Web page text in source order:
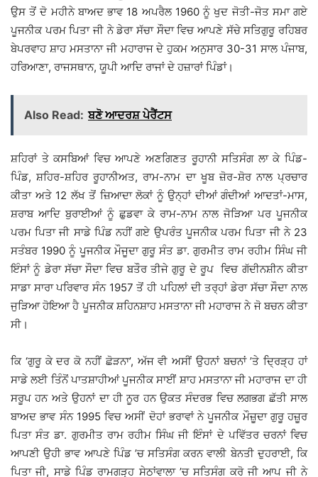
ਉਸ ਤੋਂ ਦੋ ਮਹੀਨੇ ਬਾਅਦ ਭਾਵ 18 ਅਪਰੈਲ 1960 ਨੂੰ ਖੁਦ ਜੋਤੀ-ਜੋਤ ਸਮਾ ਗਏ
ਪੂਜਨੀਕ ਪਰਮ ਪਿਤਾ ਜੀ ਨੇ ਡੇਰਾ ਸੱਚਾ ਸੌਦਾ ਵਿਚ ਆਪਣੇ ਸੱਚੇ ਸਤਿਗੁਰੂ ਰਹਿਬਰ
ਬੇਪਰਵਾਹ ਸ਼ਾਹ ਮਸਤਾਨਾ ਜੀ ਮਹਾਰਾਜ ਦੇ ਹੁਕਮ ਅਨੁਸਾਰ 30-31 ਸਾਲ ਪੰਜਾਬ,
ਹਰਿਆਣਾ, ਰਾਜਸਥਾਨ, ਯੂਪੀ ਆਦਿ ਰਾਜਾਂ ਦੇ ਹਜ਼ਾਰਾਂ ਪਿੰਡਾਂ।
Also Read: ਬਣੋ ਆਦਰਸ਼ ਪੇਰੈਂਟਸ
ਸ਼ਹਿਰਾਂ ਤੇ ਕਸਬਿਆਂ ਵਿਚ ਆਪਣੇ ਅਣਗਿਣਤ ਰੂਹਾਨੀ ਸਤਿਸੰਗ ਲਾ ਕੇ ਪਿੰਡ-
ਪਿੰਡ, ਸ਼ਹਿਰ-ਸ਼ਹਿਰ ਰੂਹਾਨੀਅਤ, ਰਾਮ-ਨਾਮ ਦਾ ਖੂਬ ਜ਼ੋਰ-ਸ਼ੋਰ ਨਾਲ ਪ੍ਰਚਾਰ
ਕੀਤਾ ਅਤੇ 12 ਲੱਖ ਤੋਂ ਜ਼ਿਆਦਾ ਲੋਕਾਂ ਨੂੰ ਉਨ੍ਹਾਂ ਦੀਆਂ ਗੰਦੀਆਂ ਆਦਤਾਂ-ਮਾਸ,
ਸ਼ਰਾਬ ਆਦਿ ਬੁਰਾਈਆਂ ਨੂੰ ਛੁਡਵਾ ਕੇ ਰਾਮ-ਨਾਮ ਨਾਲ ਜੋੜਿਆ ਪਰ ਪੂਜਨੀਕ
ਪਰਮ ਪਿਤਾ ਜੀ ਸਾਡੇ ਪਿੰਡ ਨਹੀਂ ਗਏ ਉਪਰੰਤ ਪੂਜਨੀਕ ਪਰਮ ਪਿਤਾ ਜੀ ਨੇ 23
ਸਤੰਬਰ 1990 ਨੂੰ ਪੂਜਨੀਕ ਮੌਜੂਦਾ ਗੁਰੂ ਸੰਤ ਡਾ. ਗੁਰਮੀਤ ਰਾਮ ਰਹੀਮ ਸਿੰਘ ਜੀ
ਇੰਸਾਂ ਨੂੰ ਡੇਰਾ ਸੱਚਾ ਸੌਦਾ ਵਿਚ ਬਤੌਰ ਤੀਜੇ ਗੁਰੂ ਦੇ ਰੂਪ ਵਿਚ ਗੱਦੀਨਸ਼ੀਨ ਕੀਤਾ
ਸਾਡਾ ਸਾਰਾ ਪਰਿਵਾਰ ਸੰਨ 1957 ਤੋਂ ਹੀ ਪਹਿਲਾਂ ਦੀ ਤਰ੍ਹਾਂ ਡੇਰਾ ਸੱਚਾ ਸੌਦਾ ਨਾਲ
ਜੁੜਿਆ ਹੋਇਆ ਹੈ ਪੂਜਨੀਕ ਸ਼ਹਿਨਸ਼ਾਹ ਮਸਤਾਨਾ ਜੀ ਮਹਾਰਾਜ ਨੇ ਜੋ ਬਚਨ ਕੀਤਾ
ਸੀ।
ਕਿ ‘ਗੁਰੂ ਕੇ ਦਰ ਕੋ ਨਹੀਂ ਛੋੜਨਾ’, ਅੱਜ ਵੀ ਅਸੀਂ ਉਹਨਾਂ ਬਚਨਾਂ ’ਤੇ ਦ੍ਰਿੜ੍ਹ ਹਾਂ
ਸਾਡੇ ਲਈ ਤਿੰਨੋਂ ਪਾਤਸ਼ਾਹੀਆਂ ਪੂਜਨੀਕ ਸਾਈਂ ਸ਼ਾਹ ਮਸਤਾਨਾ ਜੀ ਮਹਾਰਾਜ ਦਾ ਹੀ
ਸਰੂਪ ਹਨ ਅਤੇ ਉਹਨਾਂ ਦਾ ਹੀ ਨੂਰ ਹਨ ਉਕਤ ਸੰਦਰਭ ਵਿਚ ਲਗਭਗ ਛੱਤੀ ਸਾਲ
ਬਾਅਦ ਭਾਵ ਸੰਨ 1995 ਵਿਚ ਅਸੀਂ ਦੋਹਾਂ ਭਰਾਵਾਂ ਨੇ ਪੂਜਨੀਕ ਮੌਜ਼ੂਦਾ ਗੁਰੂ ਹਜ਼ੂਰ
ਪਿਤਾ ਸੰਤ ਡਾ. ਗੁਰਮੀਤ ਰਾਮ ਰਹੀਮ ਸਿੰਘ ਜੀ ਇੰਸਾਂ ਦੇ ਪਵਿੱਤਰ ਚਰਨਾਂ ਵਿਚ
ਆਪਣੀ ਉਹੀ ਭਾਵ ਆਪਣੇ ਪਿੰਡ ’ਚ ਸਤਿਸੰਗ ਕਰਨ ਵਾਲੀ ਬੇਨਤੀ ਦੁਹਰਾਈ, ਕਿ
ਪਿਤਾ ਜੀ, ਸਾਡੇ ਪਿੰਡ ਰਾਮਗੜ੍ਹ ਸੇਠਾਂਵਾਲਾ ’ਚ ਸਤਿਸੰਗ ਕਰੋ ਜੀ ਆਪ ਜੀ ਨੇ